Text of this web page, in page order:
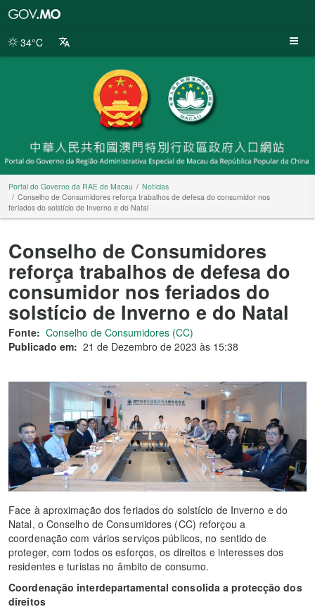
da
34°C
Portal do Governo da RAE de Macau
Notícias
Conselho de Consumidores reforça trabalhos de defesa do consumidor nos
feriados do solstício de Inverno e do Natal
Conselho de Consumidores
reforça trabalhos de defesa do
consumidor nos feriados do
solstício de Inverno e do Natal
Fonte: Conselho de Consumidores (CC)
Publicado em: 21 de Dezembro de 2023 às 15:38
Face à aproximação dos feriados do solstício de Inverno e do
Natal, o Conselho de Consumidores (CC) reforçou a
coordenação com vários serviços públicos, no sentido de
proteger, com todos os esforços, os direitos e interesses dos
residentes e turistas no âmbito de consumo.
Coordenação interdepartamental consolida a protecção dos
direitos